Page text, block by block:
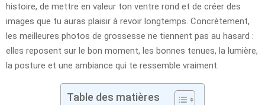
histoire, de mettre en valeur ton ventre rond et de créer des
images que tu auras plaisir à revoir longtemps. Concrètement,
les meilleures photos de grossesse ne tiennent pas au hasard :
elles reposent sur le bon moment, les bonnes tenues, la lumière,
la posture et une ambiance qui te ressemble vraiment.
Table des matières